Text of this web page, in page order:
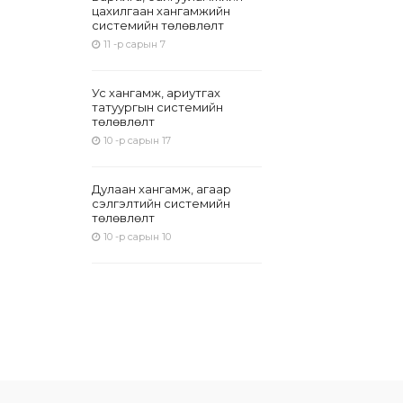
цахилгаан хангамжийн
системийн төлөвлөлт
11 -р сарын 7
Ус хангамж, ариутгах
татуургын системийн
төлөвлөлт
10 -р сарын 17
Дулаан хангамж, агаар
сэлгэлтийн системийн
төлөвлөлт
10 -р сарын 10